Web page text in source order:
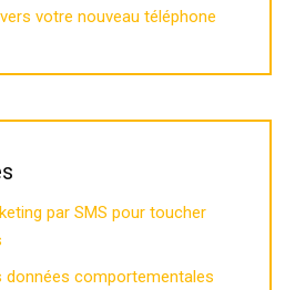
votre nouveau téléphone
par SMS pour toucher
données comportementales